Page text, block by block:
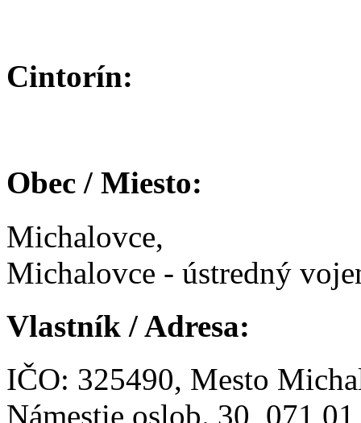
Cintorín:
Obec / Miesto:
Michalovce,
Michalovce - ústredný
Vlastník / Adresa:
IČO: 325490, Mesto
Námestie oslob. 30, 071